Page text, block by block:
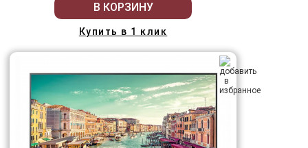
В КОРЗИНУ
Купить в 1 клик